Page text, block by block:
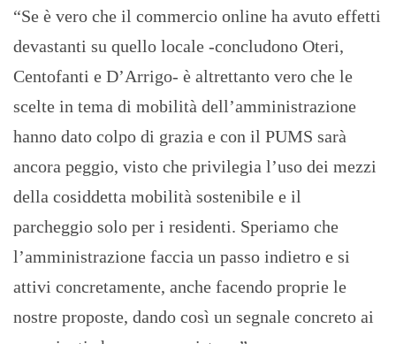
“Se è vero che il commercio online ha avuto effetti
devastanti su quello locale -concludono Oteri,
Centofanti e D’Arrigo- è altrettanto vero che le
scelte in tema di mobilità dell’amministrazione
hanno dato colpo di grazia e con il PUMS sarà
ancora peggio, visto che privilegia l’uso dei mezzi
della cosiddetta mobilità sostenibile e il
parcheggio solo per i residenti. Speriamo che
l’amministrazione faccia un passo indietro e si
attivi concretamente, anche facendo proprie le
nostre proposte, dando così un segnale concreto ai